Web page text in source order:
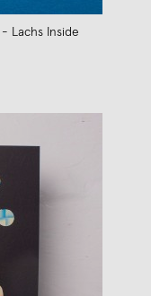
Lachs Inside